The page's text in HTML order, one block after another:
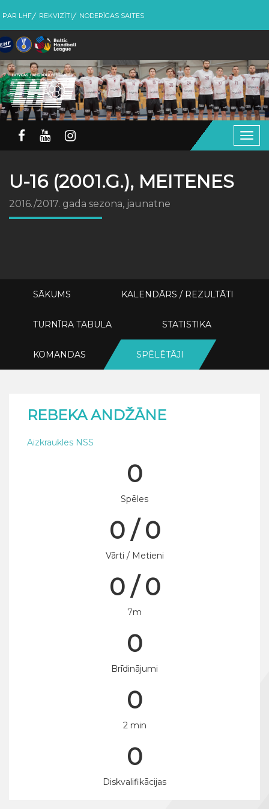
PAR LHF REKVIZĪTI NODERĪGAS SAITES
U-16 (2001.G.), MEITENES
2016./2017. gada sezona, jaunatne
SĀKUMS KALENDĀRS / REZULTĀTI
TURNĪRA TABULA STATISTIKA
KOMANDAS SPĒLĒTĀJI
REBEKA ANDŽĀNE
Aizkraukles NSS
0
Spēles
0 / 0
Vārti / Metieni
0 / 0
7m
0
Brīdinājumi
0
2 min
0
Diskvalifikācijas